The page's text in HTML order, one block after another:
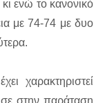
ενώ το κανονικό
με 74-74 με δυο
χαρακτηριστεί
στην παράταση